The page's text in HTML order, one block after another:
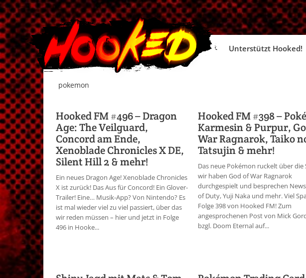
Skip
Unterstützt Hooked!
pokemon
Hooked FM #496 – Dragon
Age: The Veilguard,
Concord am Ende,
Xenoblade Chronicles X DE,
Silent Hill 2 & mehr!
Ein neues Dragon Age! Xenoblade Chronicles
X ist zurück! Das Aus für Concord! Ein Glover-
Trailer! Eine… Musik-App? Von Nintendo? Es
ist mal wieder viel zu viel passiert, über das
wir reden müssen – hier und jetzt in Folge
496 in Hooke...
Hooked FM #398 –
Karmesin & Purpur,
War Ragnarok, Taiko
Tatsujin & mehr!
Das neue Pokémon ruckelt über die
wir haben God of War Ragnarok
durchgespielt und besprechen
of Duty, Yuji Naka und mehr. Viel
Folge 398 von Hooked FM! Zum
angesprochenen Post von Mick
bzgl. Doom Eternal auf...